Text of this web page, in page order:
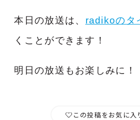
本日の放送は、 radikoのタ
くことができます！
明日の放送もお楽しみに！
この投稿をお気に入